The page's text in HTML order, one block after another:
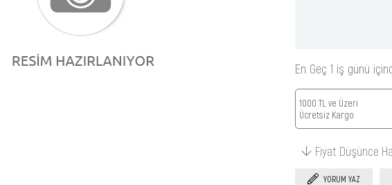
En Geç 1 iş günü
1000 TL ve Üzeri
Ücretsiz Kargo
Fiyat Düşünce
YORUM YAZ